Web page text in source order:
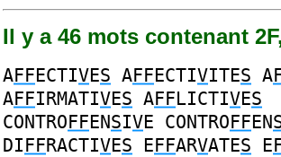
Il y a 46 mots contenant
AFFECTIVES AFFECTIVITES A
AFFIRMATIVES AFFLICTIVES
CONTROFFENSIVE CONTROFFEN
DIFFRACTIVES EFFARVATES E